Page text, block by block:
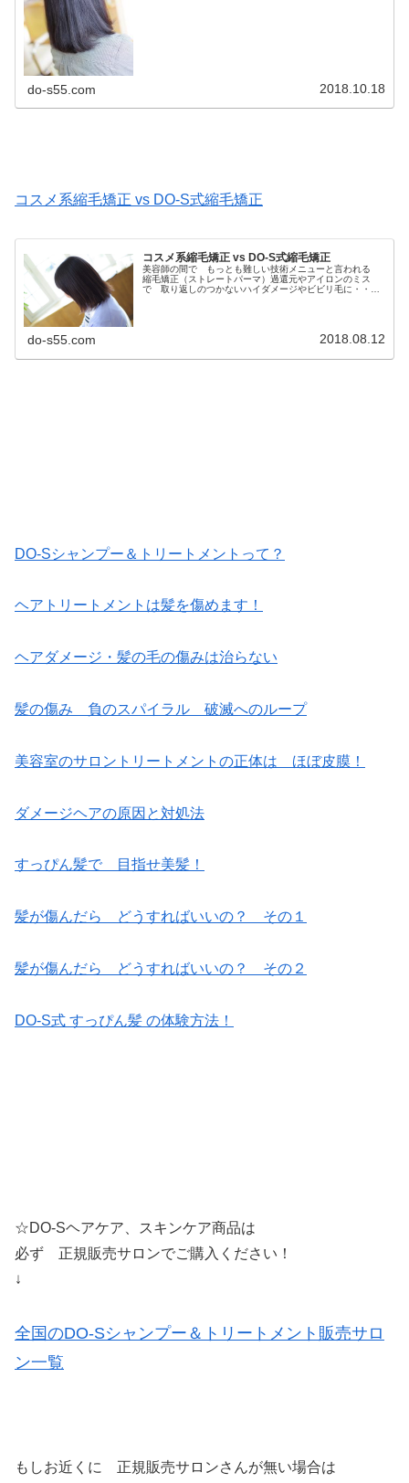
do-s55.com 2018.10.18
コスメ系縮毛矯正 vs DO-S式縮毛矯正
コスメ系縮毛矯正 vs DO-S式縮毛矯正
美容師の間で もっとも難しい技術メニューと言われる
縮毛矯正（ストレートパーマ）過還元やアイロンのミス
で 取り返しのつかないハイダメージやビビリ毛に・・・
do-s55.com 2018.08.12
DO-Sシャンプー＆トリートメントって？
ヘアトリートメントは髪を傷めます！
ヘアダメージ・髪の毛の傷みは治らない
髪の傷み 負のスパイラル 破滅へのループ
美容室のサロントリートメントの正体は ほぼ皮膜！
ダメージヘアの原因と対処法
すっぴん髪で 目指せ美髪！
髪が傷んだら どうすればいいの？ その１
髪が傷んだら どうすればいいの？ その２
DO-S式 すっぴん髪 の体験方法！
☆DO-Sヘアケア、スキンケア商品は
必ず 正規販売サロンでご購入ください！
↓
全国のDO-Sシャンプー＆トリートメント販売サロ
ン一覧
もしお近くに 正規販売サロンさんが無い場合は